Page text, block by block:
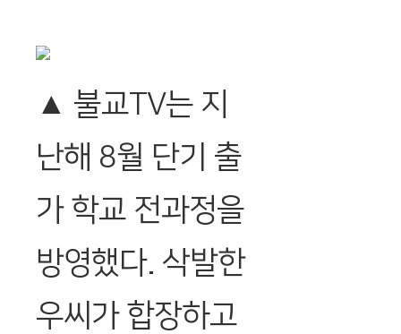
▲ 불교TV는 지
난해 8월 단기 출
가 학교 전과정을
방영했다. 삭발한
우씨가 합장하고